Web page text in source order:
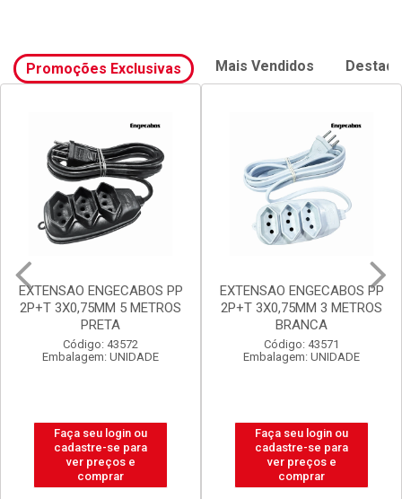
Promoções Exclusivas Mais Vendidos
2P+T 3X0,75MM 3 METROS
BRANCA
Código: 43571
Embalagem: UNIDADE
ENGECABOS 4 TOMADAS
0,80 METRO BRANCA
Código: 43560
Embalagem: UNIDADE